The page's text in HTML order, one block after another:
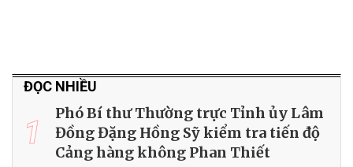
ĐỌC NHIỀU
1
Phó Bí thư Thường trực Tỉnh ủy Lâm
Đồng Đặng Hồng Sỹ kiểm tra tiến độ
Cảng hàng không Phan Thiết